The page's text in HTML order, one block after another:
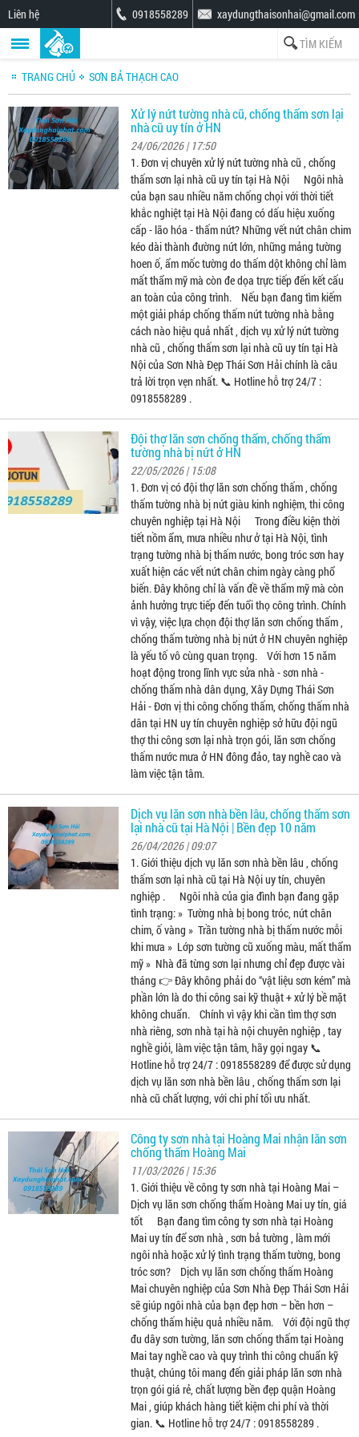
Liên hệ xaydungthaisonhai@gmail.com
0918558289
TRANG CHỦ SƠN BẢ THẠCH CAO
Xử lý nứt tường nhà cũ, chống thấm sơn lại
nhà cũ uy tín ở HN
24/06/2026 | 17:50
1. Đơn vị chuyên xử lý nứt tường nhà cũ , chống
thấm sơn lại nhà cũ uy tín tại Hà Nội Ngôi nhà
của bạn sau nhiều năm chống chọi với thời tiết
khắc nghiệt tại Hà Nội đang có dấu hiệu xuống
cấp - lão hóa - thấm nứt? Những vết nứt chân chim
kéo dài thành đường nứt lớn, những mảng tường
hoen ố, ẩm mốc tường do thấm dột không chỉ làm
mất thẩm mỹ mà còn đe dọa trực tiếp đến kết cấu
an toàn của công trình. Nếu bạn đang tìm kiếm
một giải pháp chống thấm nứt tường nhà bằng
cách nào hiệu quả nhất , dịch vụ xử lý nứt tường
nhà cũ , chống thấm sơn lại nhà cũ uy tín tại Hà
Nội của Sơn Nhà Đẹp Thái Sơn Hải chính là câu
trả lời trọn vẹn nhất. 📞 Hotline hỗ trợ 24/7 :
0918558289 .
Đội thợ lăn sơn chống thấm, chống thấm
tường nhà bị nứt ở HN
22/05/2026 | 15:08
1. Đơn vị có đội thợ lăn sơn chống thấm , chống
thấm tường nhà bị nứt giàu kinh nghiệm, thi công
chuyên nghiệp tại Hà Nội Trong điều kiện thời
tiết nồm ẩm, mưa nhiều như ở tại Hà Nội, tình
trạng tường nhà bị thấm nước, bong tróc sơn hay
xuất hiện các vết nứt chân chim ngày càng phổ
biến. Đây không chỉ là vấn đề về thẩm mỹ mà còn
ảnh hưởng trực tiếp đến tuổi thọ công trình. Chính
vì vậy, việc lựa chọn đội thợ lăn sơn chống thấm ,
chống thấm tường nhà bị nứt ở HN chuyên nghiệp
là yếu tố vô cùng quan trọng. Với hơn 15 năm
hoạt động trong lĩnh vực sửa nhà - sơn nhà -
chống thấm nhà dân dụng, Xây Dựng Thái Sơn
Hải - Đơn vị thi công chống thấm, chống thấm nhà
dân tại HN uy tín chuyên nghiệp sở hữu đội ngũ
thợ thi công sơn lại nhà trọn gói, lăn sơn chống
thấm nước mưa ở HN đông đảo, tay nghề cao và
làm việc tận tâm.
Dịch vụ lăn sơn nhà bền lâu, chống thấm sơn
lại nhà cũ tại Hà Nội | Bền đẹp 10 năm
26/04/2026 | 09:07
1. Giới thiệu dịch vụ lăn sơn nhà bền lâu , chống
thấm sơn lại nhà cũ tại Hà Nội uy tín, chuyên
nghiệp . Ngôi nhà của gia đình bạn đang gặp
tình trạng: » Tường nhà bị bong tróc, nứt chân
chim, ố vàng » Trần tường nhà bị thấm nước mỗi
khi mưa » Lớp sơn tường cũ xuống màu, mất thẩm
mỹ » Nhà đã từng sơn lại nhưng chỉ đẹp được vài
tháng 👉 Đây không phải do “vật liệu sơn kém” mà
phần lớn là do thi công sai kỹ thuật + xử lý bề mặt
không chuẩn. Chính vì vậy khi cần tìm thợ sơn
nhà riêng, sơn nhà tại hà nội chuyên nghiệp , tay
nghề giỏi, làm việc tận tâm, hãy gọi ngay 📞
Hotline hỗ trợ 24/7 : 0918558289 để được sử dụng
dịch vụ lăn sơn nhà bền lâu , chống thấm sơn lại
nhà cũ chất lượng, với chi phí tối ưu nhất.
Công ty sơn nhà tại Hoàng Mai nhận lăn sơn
chống thấm Hoàng Mai
11/03/2026 | 15:36
1. Giới thiệu về công ty sơn nhà tại Hoàng Mai –
Dịch vụ lăn sơn chống thấm Hoàng Mai uy tín, giá
tốt Bạn đang tìm công ty sơn nhà tại Hoàng
Mai uy tín để sơn nhà , sơn bả tường , làm mới
ngôi nhà hoặc xử lý tình trạng thấm tường, bong
tróc sơn? Dịch vụ lăn sơn chống thấm Hoàng
Mai chuyên nghiệp của Sơn Nhà Đẹp Thái Sơn Hải
sẽ giúp ngôi nhà của bạn đẹp hơn – bền hơn –
chống thấm hiệu quả nhiều năm. Với đội ngũ thợ
đu dây sơn tường, lăn sơn chống thấm tại Hoàng
Mai tay nghề cao và quy trình thi công chuẩn kỹ
thuật, chúng tôi mang đến giải pháp lăn sơn nhà
trọn gói giá rẻ, chất lượng bền đẹp quận Hoàng
Mai , giúp khách hàng tiết kiệm chi phí và thời
gian. 📞 Hotline hỗ trợ 24/7 : 0918558289 .